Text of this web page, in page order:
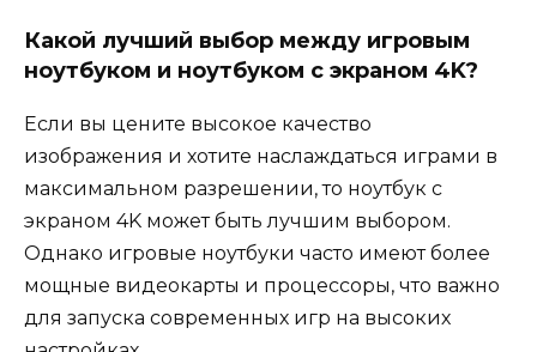
Какой лучший выбор между игровым
ноутбуком и ноутбуком с экраном 4K?
Если вы цените высокое качество
изображения и хотите наслаждаться играми в
максимальном разрешении, то ноутбук с
экраном 4K может быть лучшим выбором.
Однако игровые ноутбуки часто имеют более
мощные видеокарты и процессоры, что важно
для запуска современных игр на высоких